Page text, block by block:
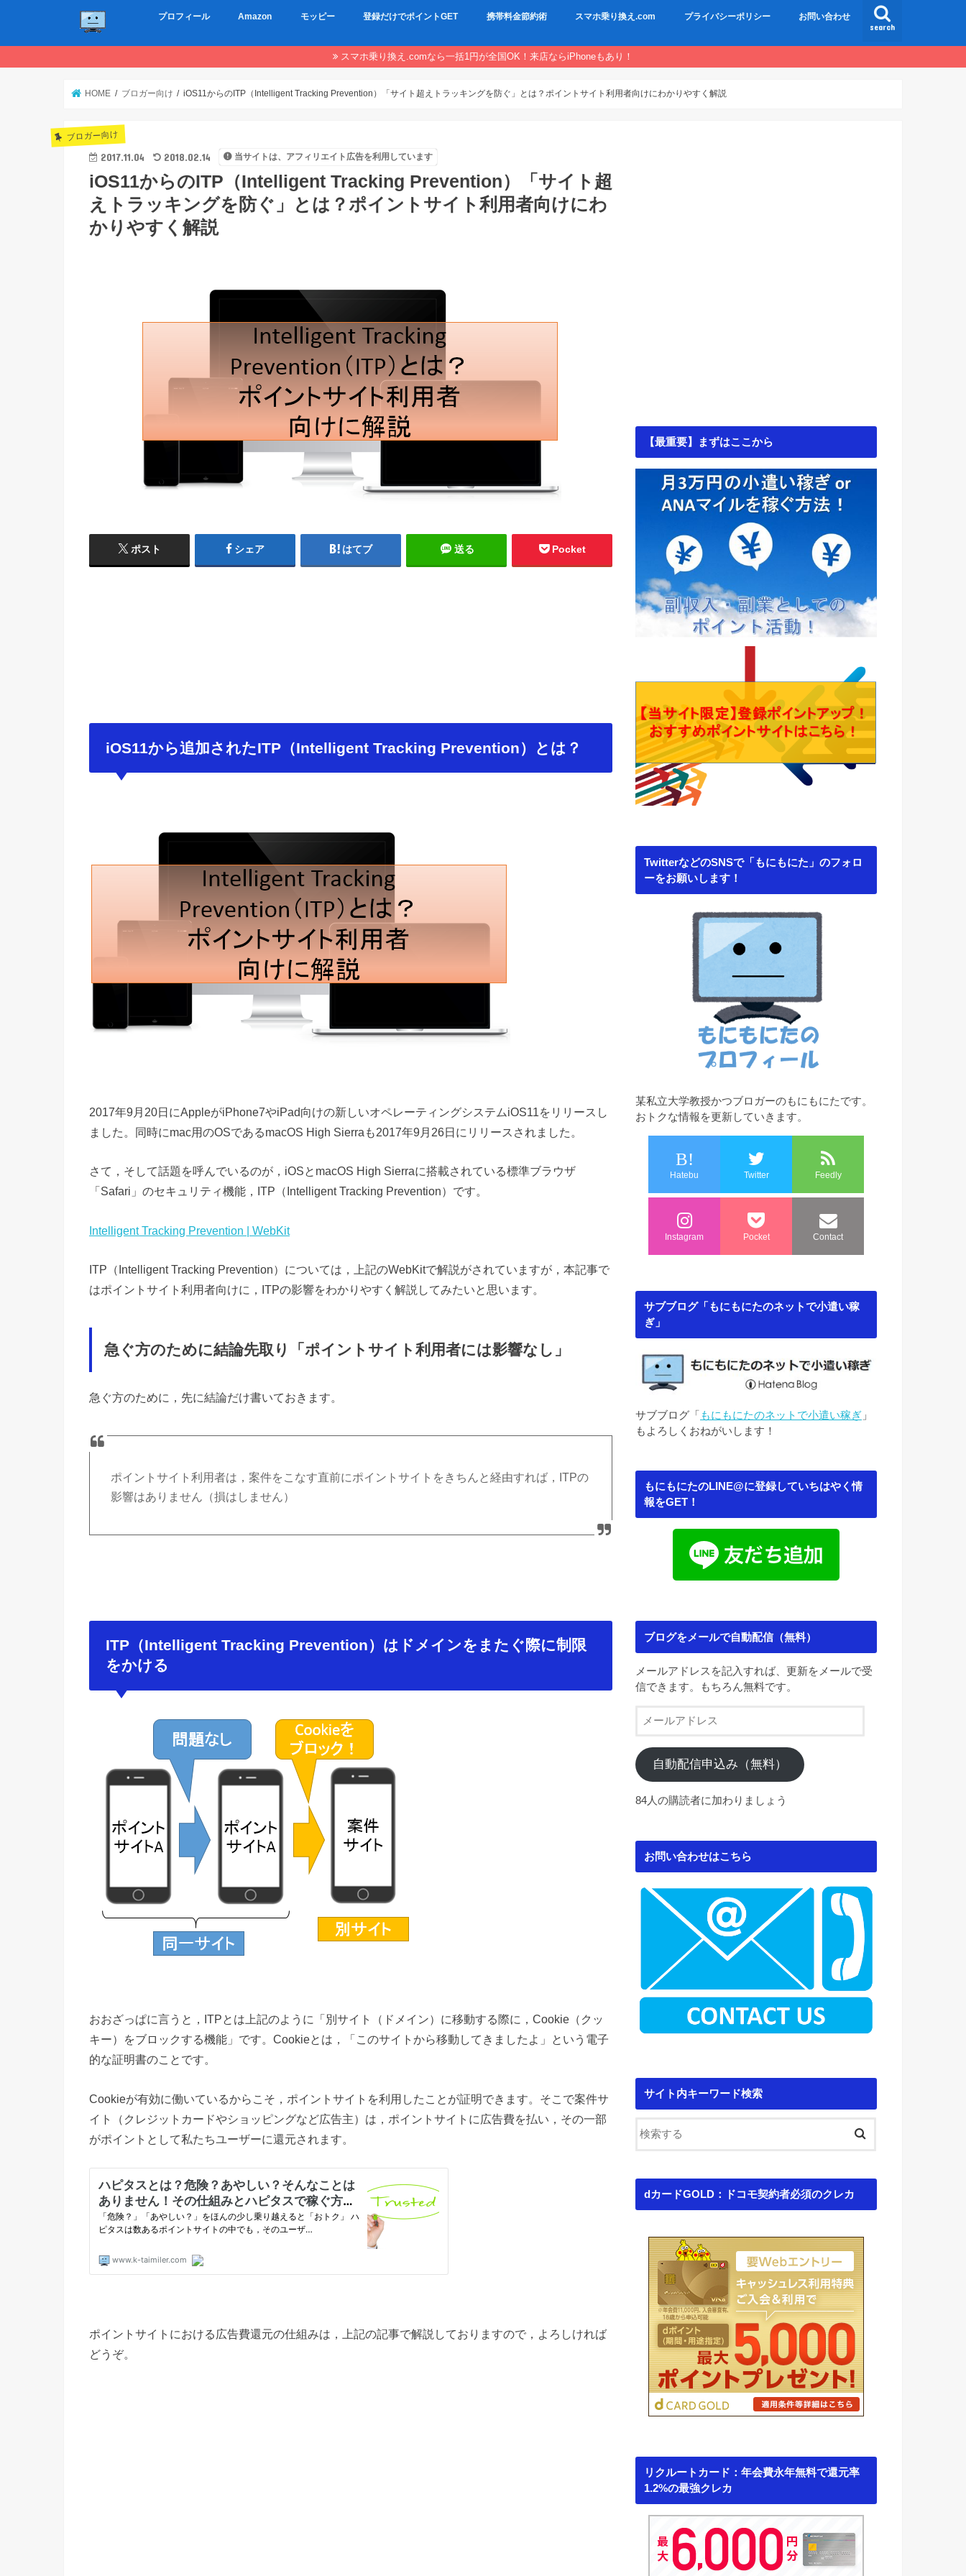
search
プロフィール Amazon モッピー 登録だけでポイントGET 携帯料金節約術 スマホ乗り換え.com プライバシーポリシー お問い合わせ
スマホ乗り換え.comなら一括1円が全国OK！来店ならiPhoneもあり！
HOME ブロガー向け iOS11からのITP（Intelligent Tracking Prevention）「サイト超えトラッキングを防ぐ」とは？ポイントサイト利用者向けにわかりやすく解説
ブロガー向け
2017.11.04 2018.02.14 当サイトは、アフィリエイト広告を利用しています
iOS11からのITP（Intelligent Tracking Prevention）「サイト超
えトラッキングを防ぐ」とは？ポイントサイト利用者向けにわ
かりやすく解説
ポスト シェア はてブ 送る Pocket
iOS11から追加されたITP（Intelligent Tracking Prevention）とは？
2017年9月20日にAppleがiPhone7やiPad向けの新しいオペレーティングシステムiOS11をリリースし
ました。同時にmac用のOSであるmacOS High Sierraも2017年9月26日にリリースされました。
さて，そして話題を呼んでいるのが，iOSとmacOS High Sierraに搭載されている標準ブラウザ
「Safari」のセキュリティ機能，ITP（Intelligent Tracking Prevention）です。
Intelligent Tracking Prevention | WebKit
ITP（Intelligent Tracking Prevention）については，上記のWebKitで解説がされていますが，本記事で
はポイントサイト利用者向けに，ITPの影響をわかりやすく解説してみたいと思います。
急ぐ方のために結論先取り「ポイントサイト利用者には影響なし」
急ぐ方のために，先に結論だけ書いておきます。
ポイントサイト利用者は，案件をこなす直前にポイントサイトをきちんと経由すれば，ITPの
影響はありません（損はしません）
ITP（Intelligent Tracking Prevention）はドメインをまたぐ際に制限
をかける
おおざっぱに言うと，ITPとは上記のように「別サイト（ドメイン）に移動する際に，Cookie（クッ
キー）をブロックする機能」です。Cookieとは，「このサイトから移動してきましたよ」という電子
的な証明書のことです。
Cookieが有効に働いているからこそ，ポイントサイトを利用したことが証明できます。そこで案件サ
イト（クレジットカードやショッピングなど広告主）は，ポイントサイトに広告費を払い，その一部
がポイントとして私たちユーザーに還元されます。
ポイントサイトにおける広告費還元の仕組みは，上記の記事で解説しておりますので，よろしければ
どうぞ。
【最重要】まずはここから
TwitterなどのSNSで「もにもにた」のフォロ
ーをお願いします！
某私立大学教授かつブロガーのもにもにたです。
おトクな情報を更新していきます。
B!
Hatebu Twitter Feedly
Instagram Pocket Contact
サブブログ「もにもにたのネットで小遣い稼
ぎ」
サブブログ「もにもにたのネットで小遣い稼ぎ 」
もよろしくおねがいします！
もにもにたのLINE@に登録していちはやく情
報をGET！
ブログをメールで自動配信（無料）
メールアドレスを記入すれば、更新をメールで受
信できます。もちろん無料です。
ー
ア
ド
ス
自動配信申込み（無料）
84人の購読者に加わりましょう
お問い合わせはこちら
サイト内キーワード検索
dカードGOLD：ドコモ契約者必須のクレカ
リクルートカード：年会費永年無料で還元率
1.2%の最強クレカ